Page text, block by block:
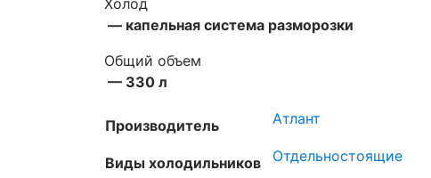
— капельная система разморозки
Общий объем
— 330 л
Производитель Атлант
Виды холодильников Отдельностоящие